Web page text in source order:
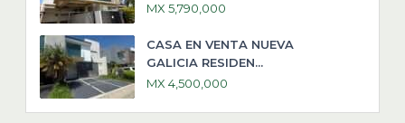
MX 5,790,000
CASA EN VENTA NUEVA
GALICIA RESIDEN...
MX 4,500,000